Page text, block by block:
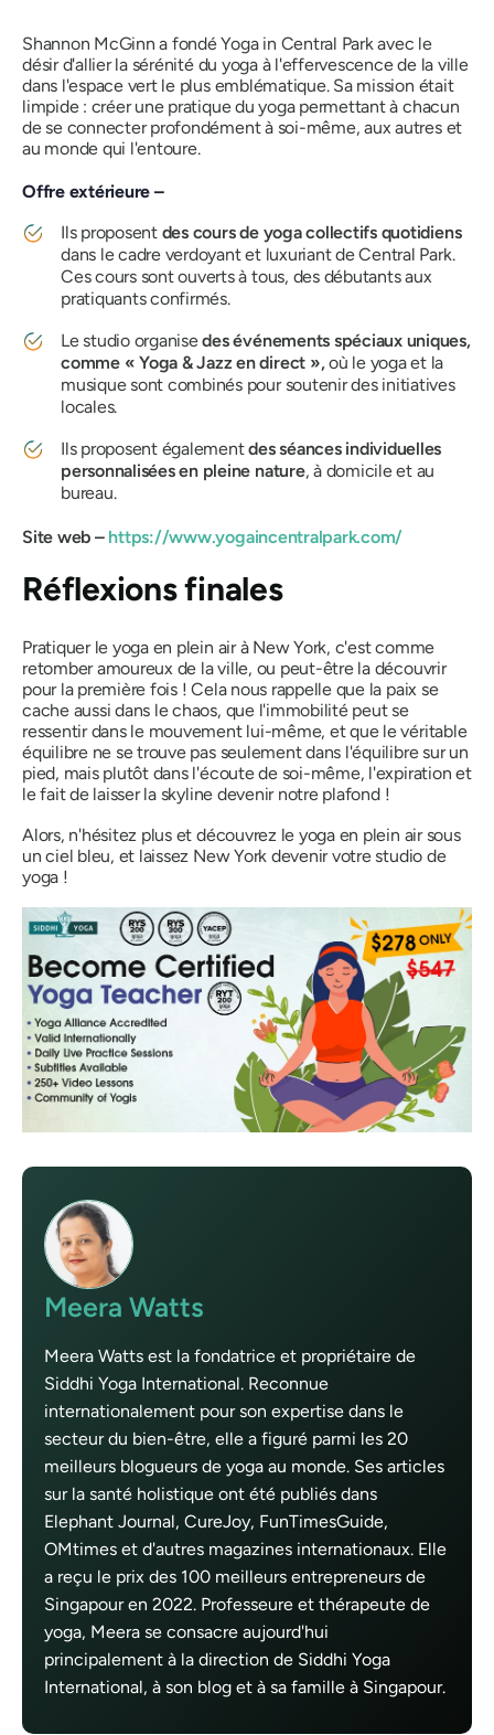
Shannon McGinn a fondé Yoga in Central Park avec le
désir d'allier la sérénité du yoga à l'effervescence de la ville
dans l'espace vert le plus emblématique. Sa mission était
limpide: créer une pratique du yoga permettant à chacun
de se connecter profondément à soi-même, aux autres et
au monde qui l'entoure.
Offre extérieure –
Ils proposent des cours de yoga collectifs quotidiens
dans le cadre verdoyant et luxuriant de Central Park.
Ces cours sont ouverts à tous, des débutants aux
pratiquants confirmés.
Le studio organisedes événements spéciaux uniques,
comme « Yoga & Jazz en direct »,où le yoga et la
musique sont combinés pour soutenir des initiatives
locales.
Ils proposent égalementdes séances individuelles
personnalisées en pleine nature, à domicile et au
bureau.
Site web – https://www.yogaincentralpark.com/
Réflexions finales
Pratiquer le yoga en plein air à New York, c'est comme
retomber amoureux de la ville, ou peut-être la découvrir
pour la première fois ! Cela nous rappelle que la paix se
cache aussi dans le chaos, que l'immobilité peut se
ressentir dans le mouvement lui-même, et que le véritable
équilibre ne se trouve pas seulement dans l'équilibre sur un
pied, mais plutôt dans l'écoute de soi-même, l'expiration et
le fait de laisser la skyline devenir notre plafond !
Alors, n'hésitez plus et découvrez le yoga en plein air sous
un ciel bleu, et laissez New York devenir votre studio de
yoga !
Meera Watts
Meera Watts est la fondatrice et propriétaire de
Siddhi Yoga International. Reconnue
internationalement pour son expertise dans le
secteur du bien-être, elle a figuré parmi les 20
meilleurs blogueurs de yoga au monde. Ses articles
sur la santé holistique ont été publiés dans
Elephant Journal, CureJoy, FunTimesGuide,
OMtimes et d'autres magazines internationaux. Elle
a reçu le prix des 100 meilleurs entrepreneurs de
Singapour en 2022. Professeure et thérapeute de
yoga, Meera se consacre aujourd'hui
principalement à la direction de Siddhi Yoga
International, à son blog et à sa famille à Singapour.